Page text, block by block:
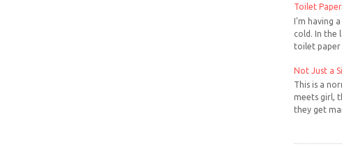
Toilet Paper.
I'm having
cold. In the
toilet paper
Not Just a
This is a
meets girl,
they get